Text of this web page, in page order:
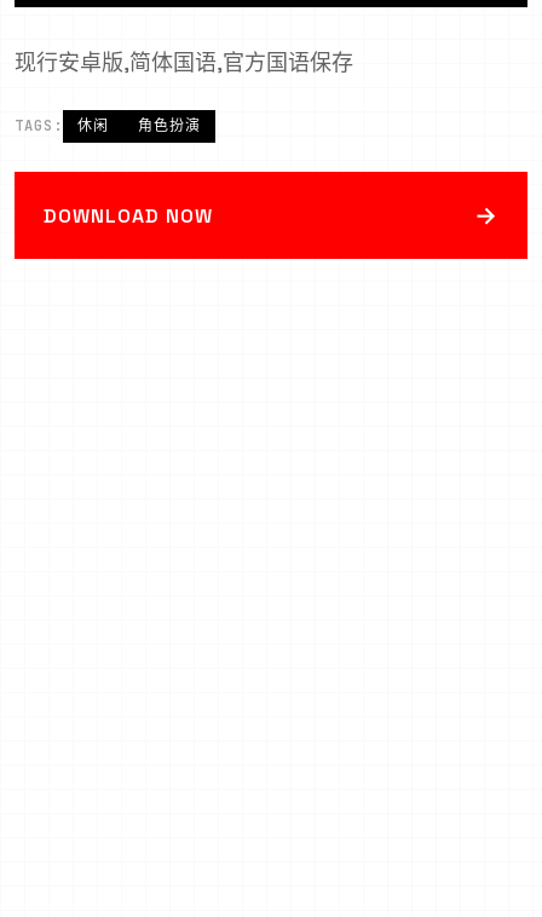
现行安卓版,简体国语,官方国语保存
TAGS: 休闲 角色扮演
DOWNLOAD NOW →